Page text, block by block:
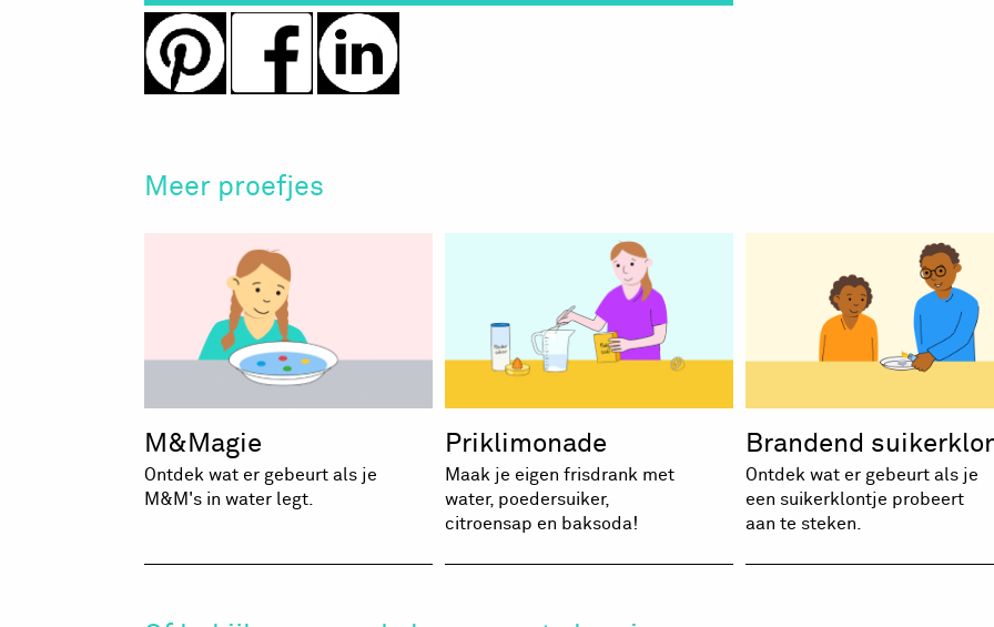
Meer proefjes
M&Magie
Ontdek wat er gebeurt als je
M&M's in water legt.
Priklimonade
Maak je eigen frisdrank met
water, poedersuiker,
citroensap en baksoda!
Brandend
Ontdek wat er gebeurt als je
een suikerklontje probeert
aan te steken.